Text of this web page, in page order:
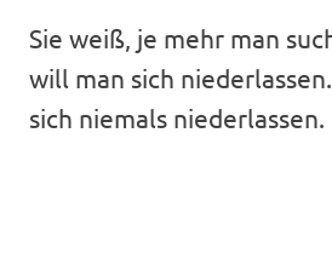
Sie weiß, je mehr man
will man sich
sich niemals niederlassen.